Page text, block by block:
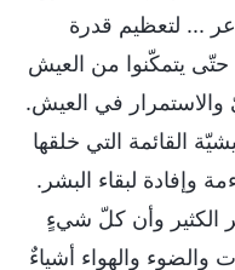
... لتعظيم قدرة
حتّى يتمكّنوا من العيش
في العيش.
القائمة التي خلقها
وإفادة لبقاء البشر.
الكثير وأن كلّ شيءٍ
والهواء أشياءٌ